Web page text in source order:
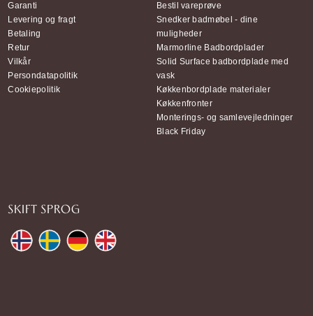
Garanti
Levering og fragt
Betaling
Retur
Vilkår
Persondatapolitik
Cookiepolitik
Bestil vareprøve
Snedker badmøbel - dine
muligheder
Marmorline Badbordplader
Solid Surface badbordplade med
vask
Køkkenbordplade materialer
Køkkenfronter
Monterings- og samlevejledninger
Black Friday
SKIFT SPROG